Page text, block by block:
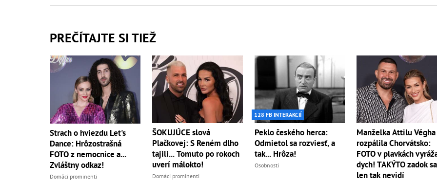
PREČÍTAJTE SI TIEŽ
Strach o hviezdu Let's
Dance: Hrôzostrašná
FOTO z nemocnice a...
Zvláštny odkaz!
Domáci prominenti
ŠOKUJÚCE slová
Plačkovej: S Reném dlho
tajili... Tomuto po rokoch
uverí málokto!
Domáci prominenti
128 FB INTERAKCIÍ
Peklo českého herca:
Odmietol sa rozviesť, a
tak... Hrôza!
Osobnosti
Manželka Attilu Végha
rozpálila Chorvátsko:
FOTO v plavkách
dych! TAKÝTO zadok sa
len tak nevidí